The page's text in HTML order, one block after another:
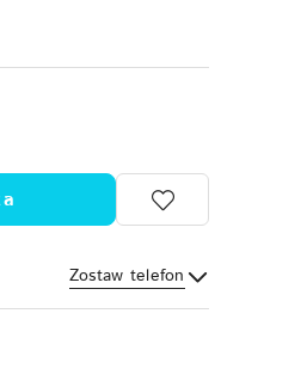
Zostaw telefon
Wyślij